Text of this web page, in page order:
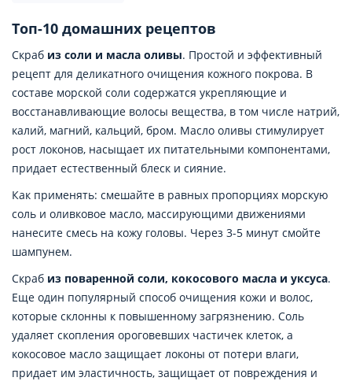
Топ-10 домашних рецептов
Скраб из соли и масла оливы. Простой и эффективный
рецепт для деликатного очищения кожного покрова. В
составе морской соли содержатся укрепляющие и
восстанавливающие волосы вещества, в том числе натрий,
калий, магний, кальций, бром. Масло оливы стимулирует
рост локонов, насыщает их питательными компонентами,
придает естественный блеск и сияние.
Как применять: смешайте в равных пропорциях морскую
соль и оливковое масло, массирующими движениями
нанесите смесь на кожу головы. Через 3-5 минут смойте
шампунем.
Скраб из поваренной соли, кокосового масла и уксуса.
Еще один популярный способ очищения кожи и волос,
которые склонны к повышенному загрязнению. Соль
удаляет скопления ороговевших частичек клеток, а
кокосовое масло защищает локоны от потери влаги,
придает им эластичность, защищает от повреждения и